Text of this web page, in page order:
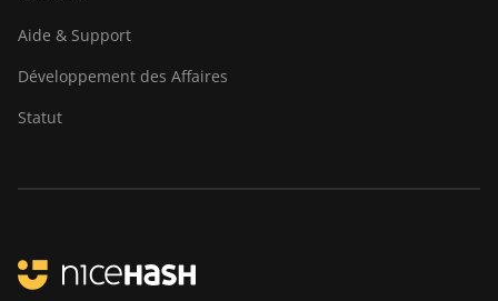
Aide & Support
Développement des Affaires
Statut